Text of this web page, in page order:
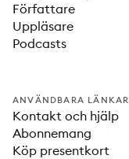
Författare
Uppläsare
Podcasts
ANVÄNDBARA LÄNKAR
Kontakt och hjälp
Abonnemang
Köp presentkort